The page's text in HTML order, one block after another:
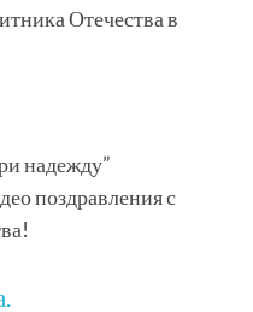
Отечества в
надежду”
поздравления с